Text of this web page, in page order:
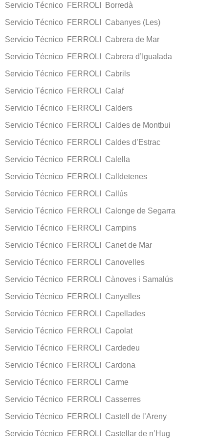
Servicio Técnico FERROLI Borredà
Servicio Técnico FERROLI Cabanyes (Les)
Servicio Técnico FERROLI Cabrera de Mar
Servicio Técnico FERROLI Cabrera d’Igualada
Servicio Técnico FERROLI Cabrils
Servicio Técnico FERROLI Calaf
Servicio Técnico FERROLI Calders
Servicio Técnico FERROLI Caldes de Montbui
Servicio Técnico FERROLI Caldes d’Estrac
Servicio Técnico FERROLI Calella
Servicio Técnico FERROLI Calldetenes
Servicio Técnico FERROLI Callús
Servicio Técnico FERROLI Calonge de Segarra
Servicio Técnico FERROLI Campins
Servicio Técnico FERROLI Canet de Mar
Servicio Técnico FERROLI Canovelles
Servicio Técnico FERROLI Cànoves i Samalús
Servicio Técnico FERROLI Canyelles
Servicio Técnico FERROLI Capellades
Servicio Técnico FERROLI Capolat
Servicio Técnico FERROLI Cardedeu
Servicio Técnico FERROLI Cardona
Servicio Técnico FERROLI Carme
Servicio Técnico FERROLI Casserres
Servicio Técnico FERROLI Castell de l’Areny
Servicio Técnico FERROLI Castellar de n’Hug